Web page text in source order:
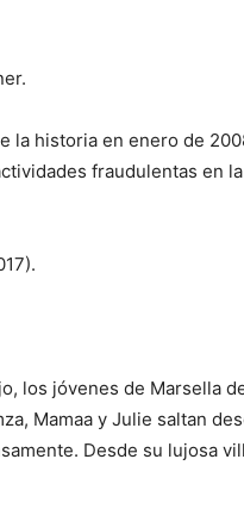
la historia en enero de
fraudulentas en
los jóvenes de Marsella
Mamaa y Julie saltan
Desde su lujosa